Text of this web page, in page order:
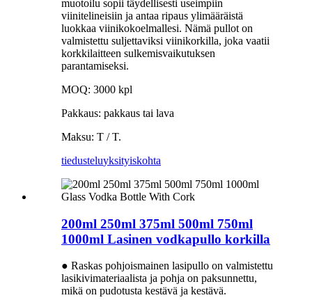
muotoilu sopii täydellisesti useimpiin
viinitelineisiin ja antaa ripaus ylimääräistä
luokkaa viinikokoelmallesi. Nämä pullot on
valmistettu suljettaviksi viinikorkilla, joka vaatii
korkkilaitteen sulkemisvaikutuksen
parantamiseksi.
MOQ: 3000 kpl
Pakkaus: pakkaus tai lava
Maksu: T / T.
tiedusteluyksityiskohta
200ml 250ml 375ml 500ml 750ml
1000ml Lasinen vodkapullo korkilla
● Raskas pohjoismainen lasipullo on valmistettu
lasikivimateriaalista ja pohja on paksunnettu,
mikä on pudotusta kestävä ja kestävä.